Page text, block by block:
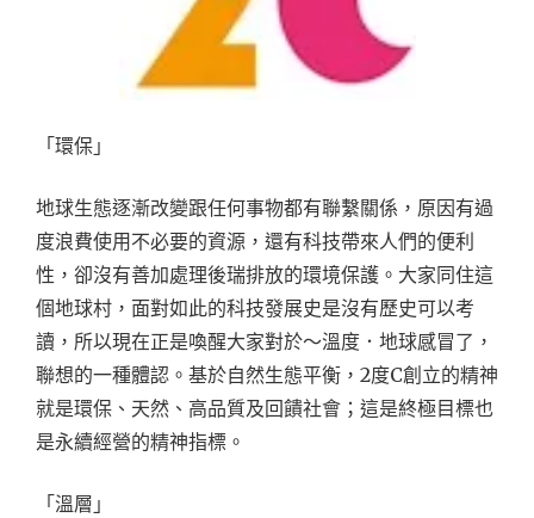
「環保」
地球生態逐漸改變跟任何事物都有聯繫關係，原因有過
度浪費使用不必要的資源，還有科技帶來人們的便利
性，卻沒有善加處理後瑞排放的環境保護。大家同住這
個地球村，面對如此的科技發展史是沒有歷史可以考
讀，所以現在正是喚醒大家對於～溫度．地球感冒了，
聯想的一種體認。基於自然生態平衡，2度C創立的精神
就是環保、天然、高品質及回饋社會；這是終極目標也
是永續經營的精神指標。
「溫層」